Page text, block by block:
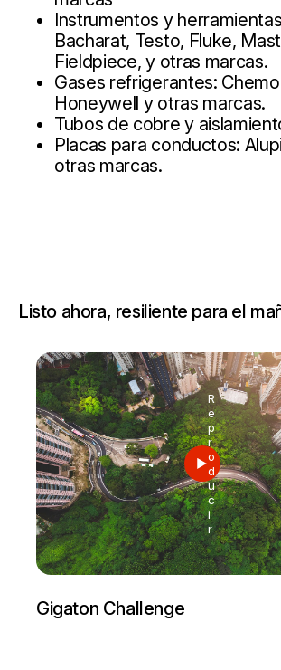
Instrumentos y
Bacharat, Testo, Fluke,
Fieldpiece, y otras marcas.
Gases refrigerantes:
Honeywell y otras marcas.
Tubos de cobre y
Placas para conductos:
otras marcas.
Listo ahora, resiliente para el
R
e
p
r
o
d
u
c
i
r
Gigaton Challenge